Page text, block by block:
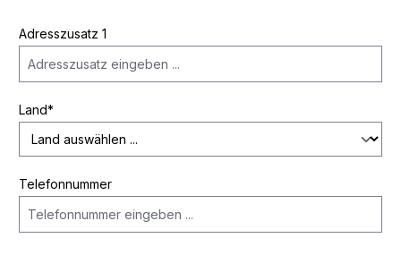
Adresszusatz 1
Land*
Telefonnummer